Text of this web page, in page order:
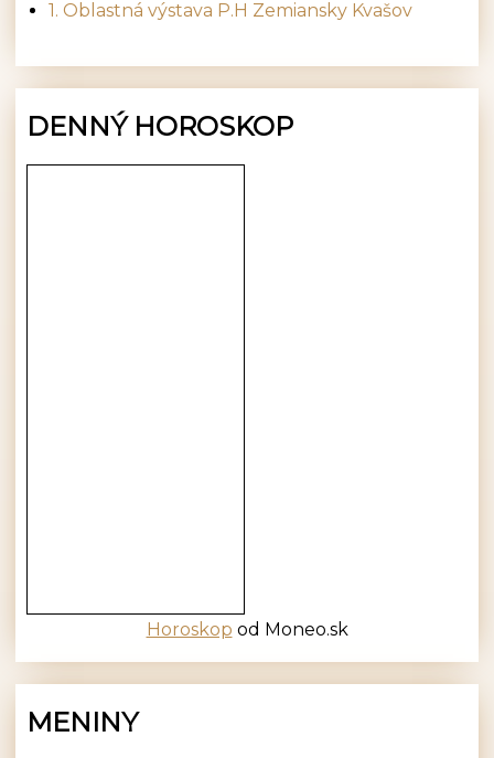
1. Oblastná výstava P.H Zemiansky Kvašov
DENNÝ HOROSKOP
Horoskop od Moneo.sk
MENINY